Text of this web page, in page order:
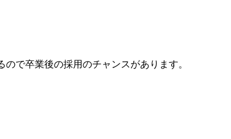
で卒業後の採用のチャンスがあります。